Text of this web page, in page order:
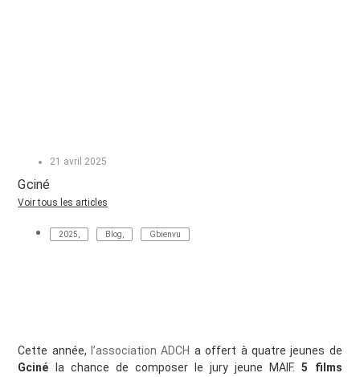
21 avril 2025
Gciné
Voir tous les articles
2025 Blog Gbienvu
Cette année, l’association ADCH a offert à quatre jeunes de
Gciné la chance de composer le jury jeune MAIF.5 films